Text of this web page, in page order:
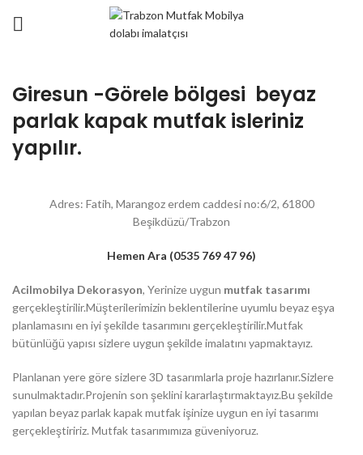
Giresun -Görele bölgesi beyaz
parlak kapak mutfak isleriniz
yapılır.
Adres: Fatih, Marangoz erdem caddesi no:6/2, 61800
Beşikdüzü/Trabzon
Hemen Ara (0535 769 47 96)
Acilmobilya Dekorasyon, Yerinize uygun mutfak tasarımı
gerçekleştirilir.Müşterilerimizin beklentilerine uyumlu beyaz eşya
planlamasını en iyi şekilde tasarımını gerçekleştirilir.Mutfak
bütünlüğü yapısı sizlere uygun şekilde imalatını yapmaktayız.
Planlanan yere göre sizlere 3D tasarımlarla proje hazırlanır.Sizlere
sunulmaktadır.Projenin son şeklini kararlaştırmaktayız.Bu şekilde
yapılan beyaz parlak kapak mutfak işinize uygun en iyi tasarımı
gerçekleştiririz. Mutfak tasarımımıza güveniyoruz.